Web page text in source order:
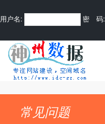
用户名: 密 码:
常见问题